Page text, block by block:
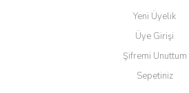
Yeni Üyelik
Üye Girişi
Şifremi Unuttum
Sepetiniz